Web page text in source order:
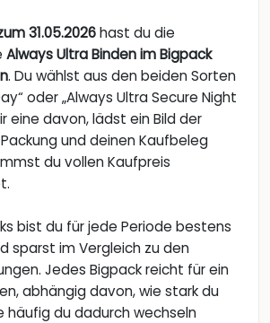
31.05.2026hast du die
Always Ultra Binden im Bigpack
. Du wählst aus den beiden Sorten
oder „Always Ultra Secure Night
eine davon, lädst ein Bild der
und deinen Kaufbeleg
du vollen Kaufpreis
bist du für jede Periode bestens
sparst im Vergleich zu den
Jedes Bigpack reicht für ein
abhängig davon, wie stark du
häufig du dadurch wechseln